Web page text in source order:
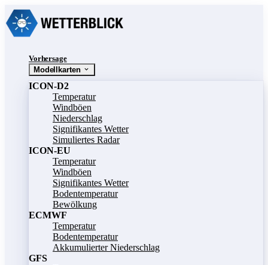
Vorhersage
Modellkarten
ICON-D2
Temperatur
Windböen
Niederschlag
Signifikantes Wetter
Simuliertes Radar
ICON-EU
Temperatur
Windböen
Signifikantes Wetter
Bodentemperatur
Bewölkung
ECMWF
Temperatur
Bodentemperatur
Akkumulierter Niederschlag
GFS